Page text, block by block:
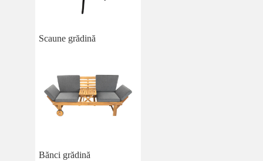
Scaune grădină
Bănci grădină